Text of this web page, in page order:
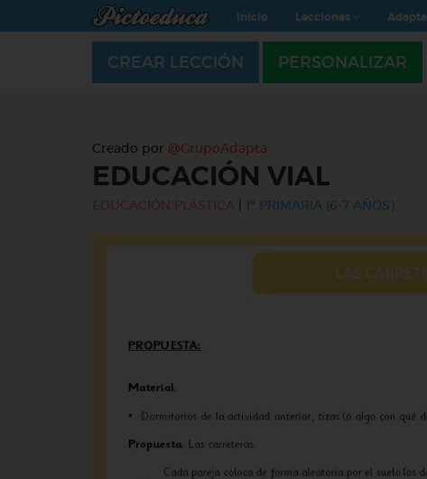
Inicio Lecciones Adapta
CREAR LECCIÓN PERSONALIZAR
Creado por @GrupoAdapta
EDUCACIÓN VIAL
EDUCACIÓN PLÁSTICA 1º PRIMARIA (6-7 AÑOS)